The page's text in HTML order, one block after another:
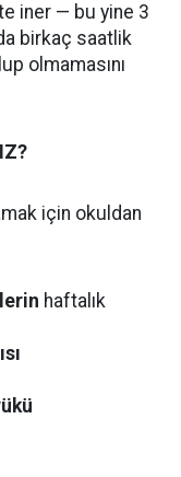
iner — bu yine 3
birkaç saatlik
olmamasını
için okuldan
haftalık